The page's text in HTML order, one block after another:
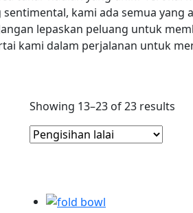
kami ada semua
lepaskan peluang untuk
kami dalam perjalanan untuk
Showing 13–23 of 23 results